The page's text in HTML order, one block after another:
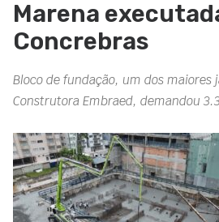
Marena
Concrebras
Bloco de fundação, um dos maiores
Construtora Embraed, demandou